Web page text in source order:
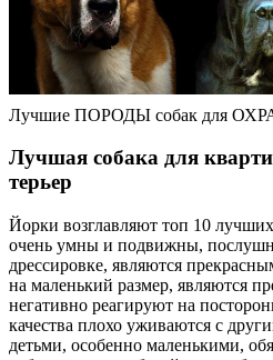
Лучшие ПОРОДЫ собак для
Лучшая собака для
терьер
Йорки возглавляют топ 10
очень умны и подвижны,
дрессировке, являются
на маленький размер, являются
негативно реагируют на
качества плохо уживаются с
детьми, особенно маленькими,